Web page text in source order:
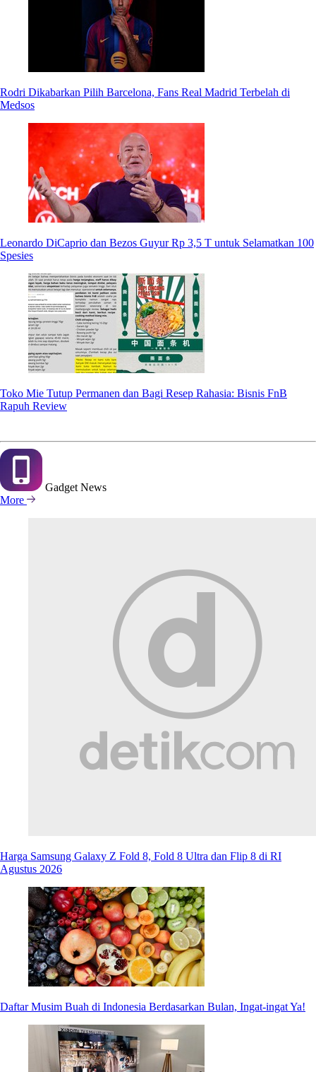
Rodri Dikabarkan Pilih Barcelona, Fans Real Madrid Terbelah di
Medsos
Leonardo DiCaprio dan Bezos Guyur Rp 3,5 T untuk Selamatkan 100
Spesies
Toko Mie Tutup Permanen dan Bagi Resep Rahasia: Bisnis FnB
Rapuh Review
Gadget News
More
Harga Samsung Galaxy Z Fold 8, Fold 8 Ultra dan Flip 8 di RI
Agustus 2026
Daftar Musim Buah di Indonesia Berdasarkan Bulan, Ingat-ingat Ya!